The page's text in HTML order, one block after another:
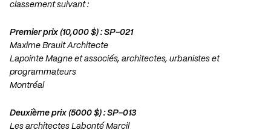
classement suivant :
Premier prix (10,000 $) : SP-021
Maxime Brault Architecte
Lapointe Magne et associés, architectes, urbanistes et
programmateurs
Montréal
Deuxième prix (5000 $) : SP-013
Les architectes Labonté Marcil